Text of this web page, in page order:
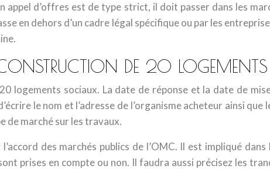
appel d’offres est de type strict, il doit passer dans les
en dehors d’un cadre légal spécifique ou par les
CONSTRUCTION DE 20
logements sociaux. La date de réponse et la date de
le nom et l’adresse de l’organisme acheteur ainsi
de marché sur les travaux.
des marchés publics de l’OMC. Il est impliqué
prises en compte ou non. Il faudra aussi précisez les